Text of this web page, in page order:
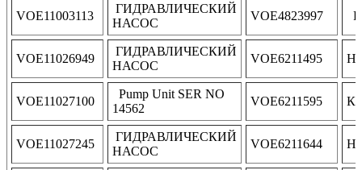
VOE11003113
ГИДРАВЛИЧЕСКИЙ
НАСОС
VOE4823997
VOE11026949
ГИДРАВЛИЧЕСКИЙ
НАСОС
VOE6211495
VOE11027100
Pump Unit SER NO
14562
VOE6211595
VOE11027245
ГИДРАВЛИЧЕСКИЙ
НАСОС
VOE6211644